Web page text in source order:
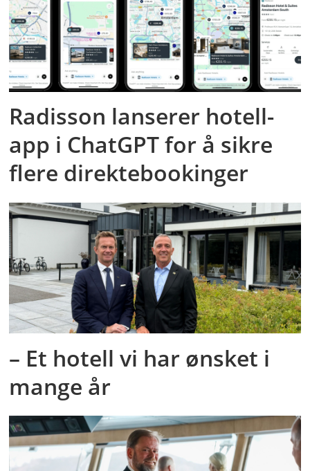
Radisson lanserer hotell-
app i ChatGPT for å sikre
flere direktebookinger
– Et hotell vi har ønsket i
mange år